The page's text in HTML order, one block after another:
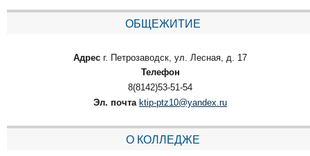
ОБЩЕЖИТИЕ
Адрес г. Петрозаводск, ул. Лесная, д. 17
Телефон
8(8142)53-51-54
Эл. почта ktip-ptz10@yandex.ru
О КОЛЛЕДЖЕ